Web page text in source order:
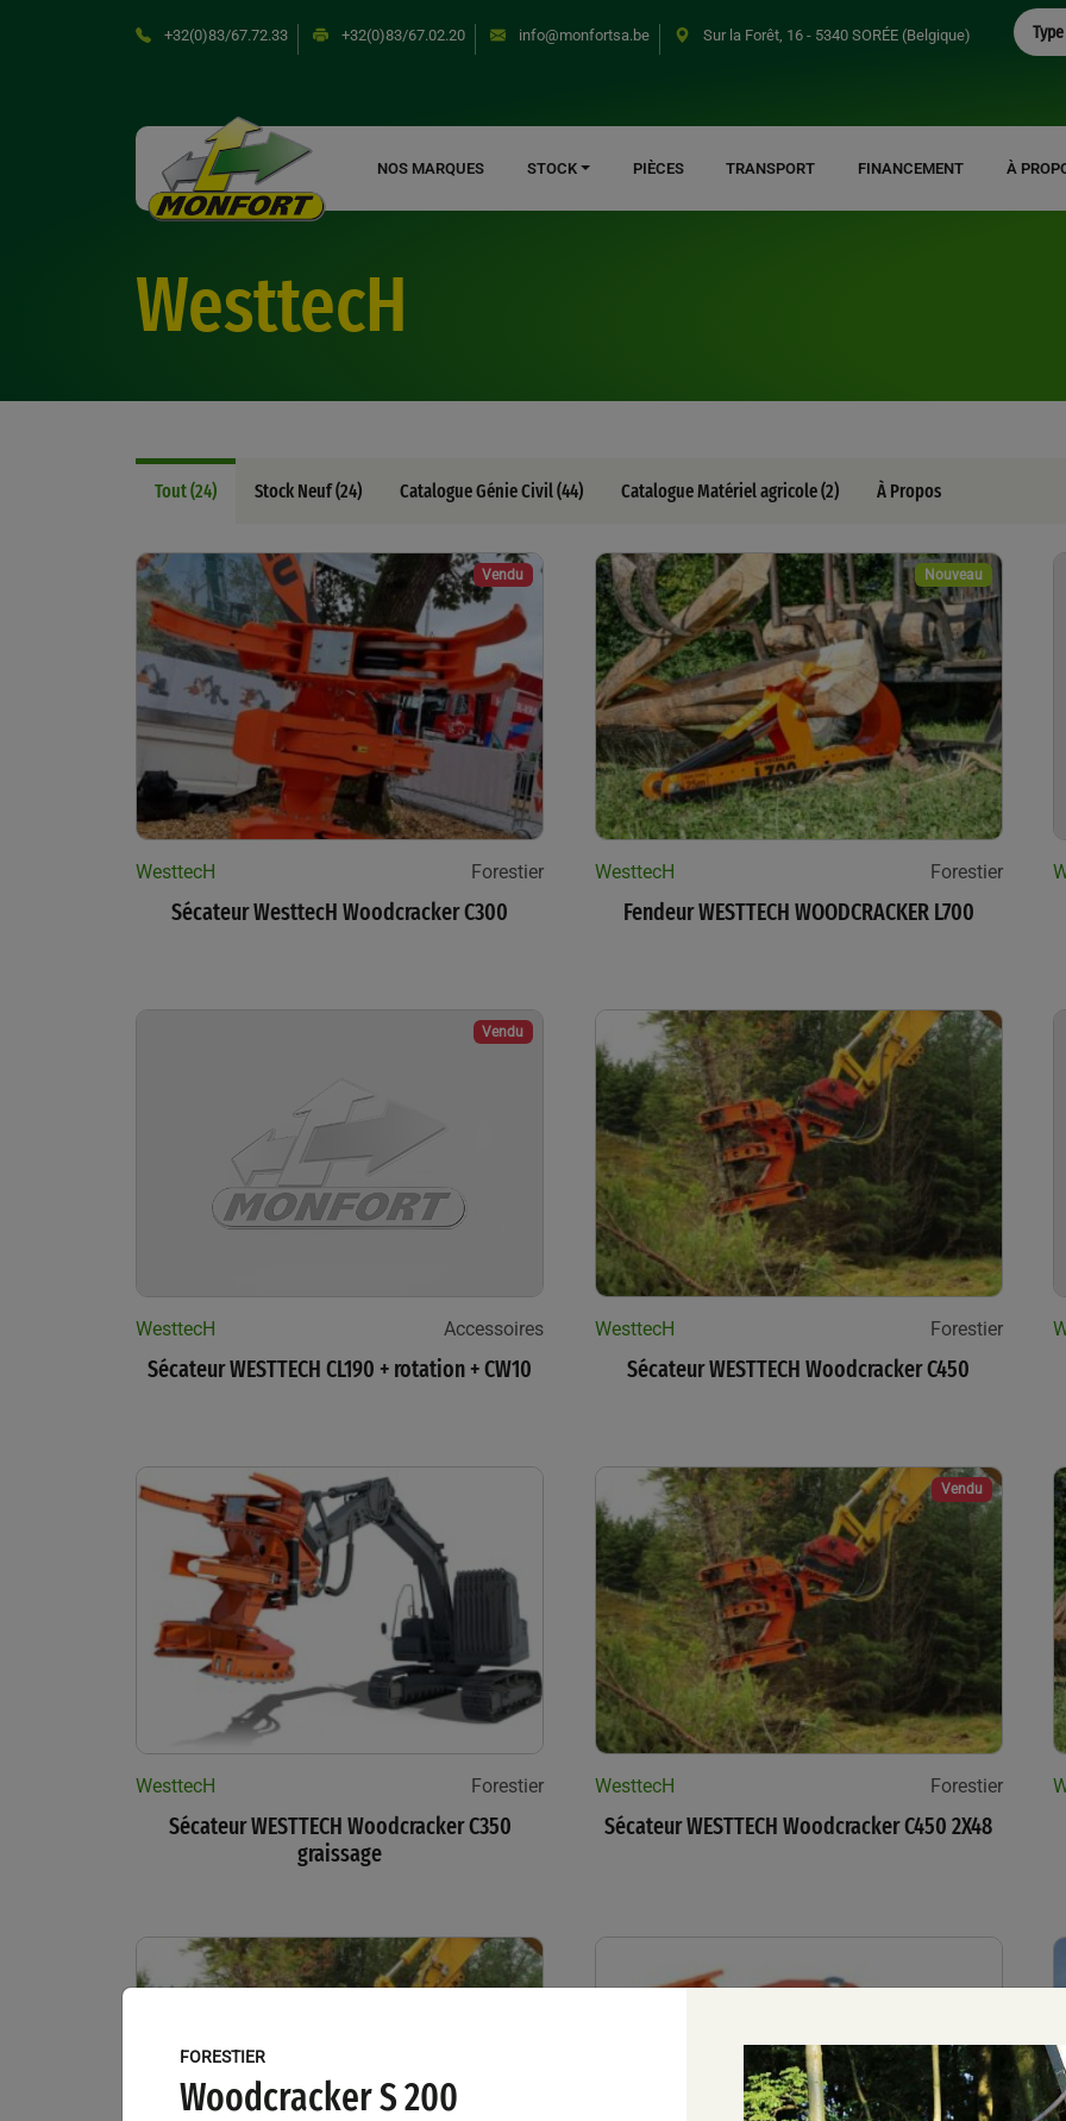
+32(0)83/67.72.33 +32(0)83/67.02.20 info@monfortsa.be Sur la Forêt, 16 - 5340 SORÉE (Belgique)
Search
NOS MARQUES STOCK PIÈCES TRANSPORT FINANCEMENT À
WesttecH
Tout (24) Stock Neuf (24) Catalogue Génie Civil (44) Catalogue Matériel agricole (2) À Propos
Vendu
WesttecH Forestier
Sécateur WesttecH Woodcracker C300
Nouveau
WesttecH Forestier
Fendeur WESTTECH WOODCRACKER L700
Vendu
WesttecH Accessoires
Sécateur WESTTECH CL190 + rotation + CW10
WesttecH Forestier
Sécateur WESTTECH Woodcracker C450
WesttecH Forestier
Sécateur WESTTECH Woodcracker C350
graissage
Vendu
WesttecH Forestier
Sécateur WESTTECH Woodcracker C450 2X48
FORESTIER
Woodcracker S 200